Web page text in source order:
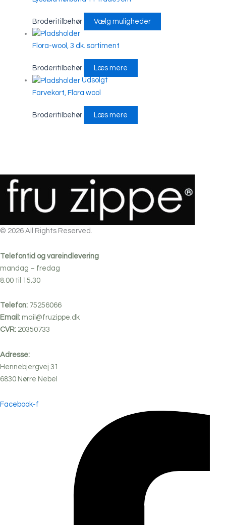
Broderitilbehør Vælg muligheder
Flora-wool, 3 dk. sortiment
Broderitilbehør
Læs mere
Udsolgt
Farvekort, Flora wool
Broderitilbehør Læs mere
© 2026 All Rights Reserved.
Telefontid og vareindlevering
mandag – fredag
8.00 til 15.30
Telefon: 75256066
Email: mail@fruzippe.dk
CVR: 20350733
Adresse:
Hennebjergvej 31
6830 Nørre Nebel
Facebook-f